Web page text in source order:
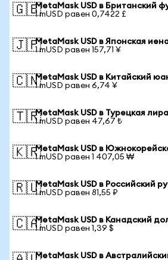
🇬🇧MetaMask USD в Британский
1 mUSD равен 0,7422 £
🇯🇵MetaMask USD в Японская
1 mUSD равен 157,71 ¥
🇨🇳MetaMask USD в Китайский
1 mUSD равен 6,74 ¥
🇹🇷MetaMask USD в Турецкая лира
1 mUSD равен 47,67 ₺
🇰🇷MetaMask USD в
1 mUSD равен 1 407,05 ₩
🇷🇺MetaMask USD в Российский
1 mUSD равен 81,55 ₽
🇨🇦MetaMask USD в Канадский
1 mUSD равен 1,39 $
MetaMask USD в